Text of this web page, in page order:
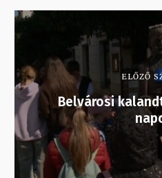
ELŐZŐ
Belvárosi